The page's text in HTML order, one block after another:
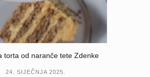
torta od naranče tete Zdenke
24. SIJEČNJA 2025.